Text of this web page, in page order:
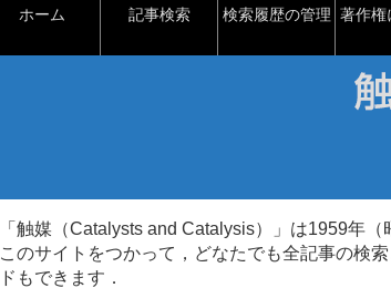
ホーム 記事検索 検索履歴の管理 著作権
「触媒（Catalysts and Catalysis）」は1959年
このサイトをつかって，どなたでも全記事の検
ドもできます．